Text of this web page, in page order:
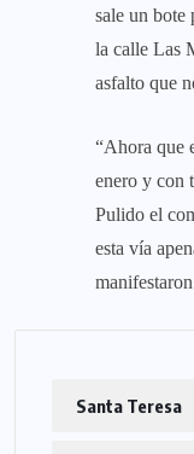
sale un bote
la calle Las
asfalto que
“Ahora que
enero y con
Pulido el
esta vía
Santa Teresa